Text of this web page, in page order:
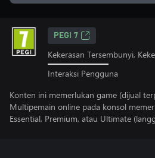
PEGI 7
Kekerasan Tersembunyi,
Interaksi Pengguna
Konten ini memerlukan game (dijual
Multipemain online pada konsol
Essential, Premium, atau Ultimate